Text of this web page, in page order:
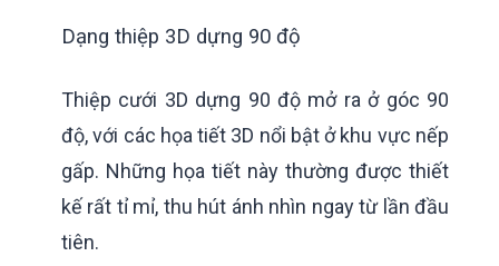
Dạng thiệp 3D dựng 90 độ
Thiệp cưới 3D dựng 90 độ mở ra ở góc 90
độ, với các họa tiết 3D nổi bật ở khu vực nếp
gấp. Những họa tiết này thường được thiết
kế rất tỉ mỉ, thu hút ánh nhìn ngay từ lần đầu
tiên.